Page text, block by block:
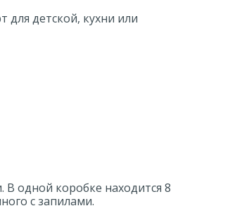
детской, кухни или
одной коробке находится 8
с запилами.